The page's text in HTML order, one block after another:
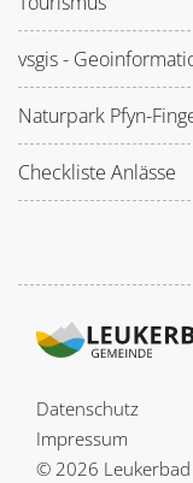
vsgis -
Naturpark Pfyn-
Checkliste Anlässe
Datenschutz
Impressum
© 2026 Leukerbad